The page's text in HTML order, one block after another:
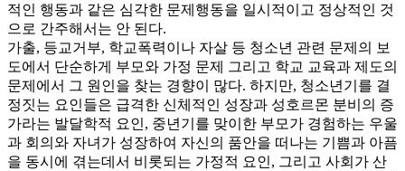
적인 행동과 같은 심각한 문제행동을 일시적이고 정상적인 것
으로 간주해서는 안 된다.
가출, 등교거부, 학교폭력이나 자살 등 청소년 관련 문제의 보
도에서 단순하게 부모와 가정 문제 그리고 학교 교육과 제도의
문제에서 그 원인을 찾는 경향이 많다. 하지만, 청소년기를 결
정짓는 요인들은 급격한 신체적인 성장과 성호르몬 분비의 증
가라는 발달학적 요인, 중년기를 맞이한 부모가 경험하는 우울
과 회의와 자녀가 성장하여 자신의 품안을 떠나는 기쁨과 아픔
을 동시에 겪는데서 비롯되는 가정적 요인, 그리고 사회가 산